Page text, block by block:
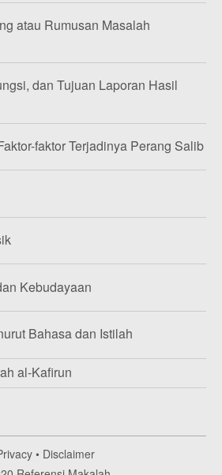
atau Rumusan Masalah
dan Tujuan Laporan Hasil
faktor Terjadinya Perang Salib
Kebudayaan
Bahasa dan Istilah
al-Kafirun
• Disclaimer